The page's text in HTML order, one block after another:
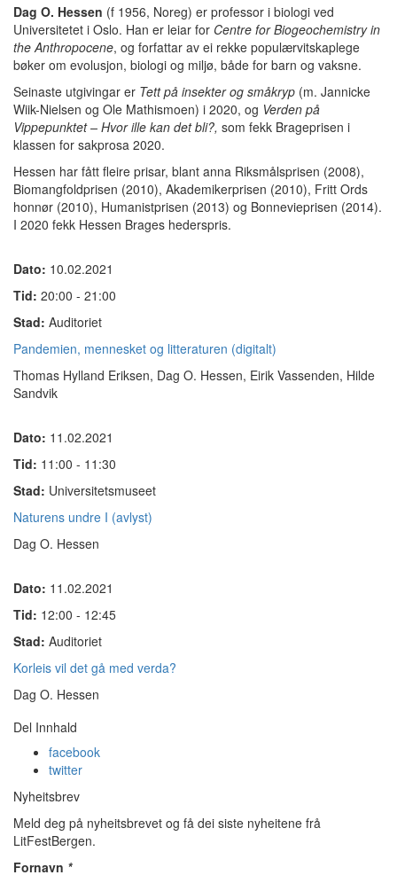
Dag O. Hessen (f 1956, Noreg) er professor i biologi ved
Universitetet i Oslo. Han er leiar for Centre for Biogeochemistry in
the Anthropocene, og forfattar av ei rekke populærvitskaplege
bøker om evolusjon, biologi og miljø, både for barn og vaksne.
Seinaste utgivingar er Tett på insekter og småkryp (m. Jannicke
Wiik-Nielsen og Ole Mathismoen) i 2020, og Verden på
Vippepunktet – Hvor ille kan det bli?, som fekk Brageprisen i
klassen for sakprosa 2020.
Hessen har fått fleire prisar, blant anna Riksmålsprisen (2008),
Biomangfoldprisen (2010), Akademikerprisen (2010), Fritt Ords
honnør (2010), Humanistprisen (2013) og Bonnevieprisen (2014).
I 2020 fekk Hessen Brages hederspris.
Dato: 10.02.2021
Tid: 20:00 - 21:00
Stad: Auditoriet
Pandemien, mennesket og litteraturen (digitalt)
Thomas Hylland Eriksen, Dag O. Hessen, Eirik Vassenden, Hilde
Sandvik
Dato: 11.02.2021
Tid: 11:00 - 11:30
Stad: Universitetsmuseet
Naturens undre I (avlyst)
Dag O. Hessen
Dato: 11.02.2021
Tid: 12:00 - 12:45
Stad: Auditoriet
Korleis vil det gå med verda?
Dag O. Hessen
Del Innhald
facebook
twitter
Nyheitsbrev
Meld deg på nyheitsbrevet og få dei siste nyheitene frå
LitFestBergen.
Fornavn *